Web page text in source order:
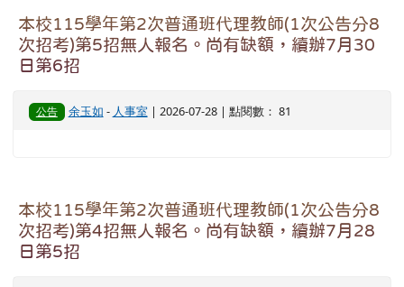
本校115學年第2次普通班代理教師(1次公告分8
次招考)第5招無人報名。尚有缺額，續辦7月30
日第6招
公告 余玉如 - 人事室 | 2026-07-28 | 點閱數： 81
本校115學年第2次普通班代理教師(1次公告分8
次招考)第4招無人報名。尚有缺額，續辦7月28
日第5招